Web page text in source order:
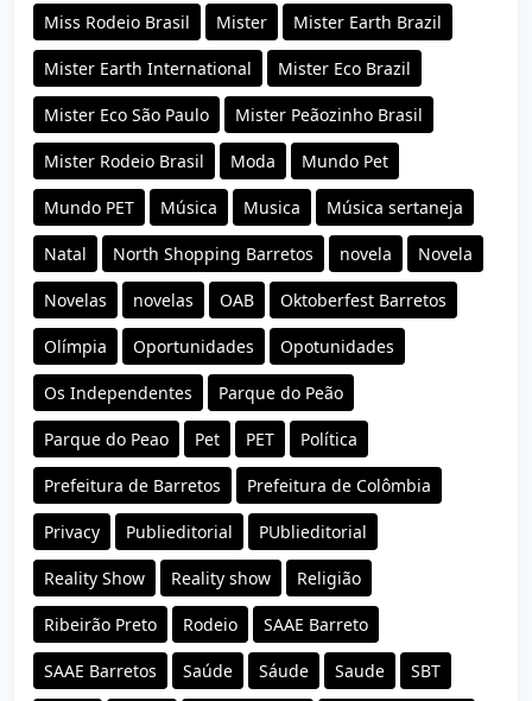
Miss Rodeio Brasil Mister Mister Earth Brazil
Mister Earth International Mister Eco Brazil
Mister Eco São Paulo Mister Peãozinho Brasil
Mister Rodeio Brasil Moda Mundo Pet
Mundo PET Música Musica Música sertaneja
Natal North Shopping Barretos novela Novela
Novelas novelas OAB Oktoberfest Barretos
Olímpia Oportunidades Opotunidades
Os Independentes Parque do Peão
Parque do Peao Pet PET Política
Prefeitura de Barretos Prefeitura de Colômbia
Privacy Publieditorial PUblieditorial
Reality Show Reality show Religião
Ribeirão Preto Rodeio SAAE Barreto
SAAE Barretos Saúde Sáude Saude SBT